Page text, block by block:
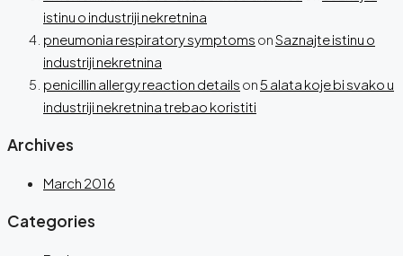
istinu o industriji nekretnina
pneumonia respiratory symptoms onSaznajte istinu o
industriji nekretnina
penicillin allergy reaction details on5 alata koje bi svako u
industriji nekretnina trebao koristiti
Archives
March 2016
Categories